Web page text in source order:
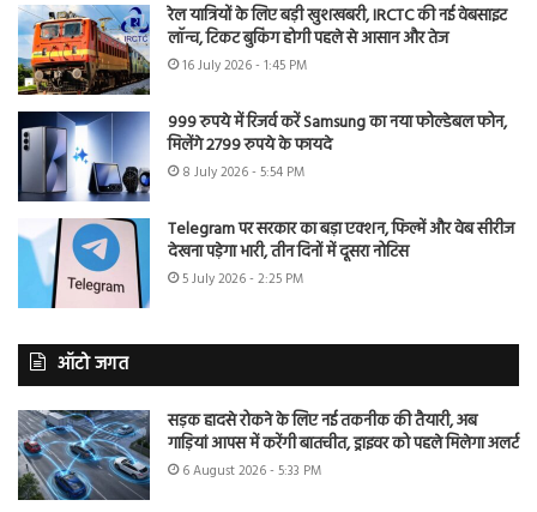
रेल यात्रियों के लिए बड़ी खुशखबरी, IRCTC की नई वेबसाइट
लॉन्च, टिकट बुकिंग होगी पहले से आसान और तेज
16 July 2026 - 1:45 PM
999 रुपये में रिजर्व करें Samsung का नया फोल्डेबल फोन,
मिलेंगे 2799 रुपये के फायदे
8 July 2026 - 5:54 PM
Telegram पर सरकार का बड़ा एक्शन, फिल्में और वेब सीरीज
देखना पड़ेगा भारी, तीन दिनों में दूसरा नोटिस
5 July 2026 - 2:25 PM
ऑटो जगत
सड़क हादसे रोकने के लिए नई तकनीक की तैयारी, अब
गाड़ियां आपस में करेंगी बातचीत, ड्राइवर को पहले मिलेगा अलर्ट
6 August 2026 - 5:33 PM